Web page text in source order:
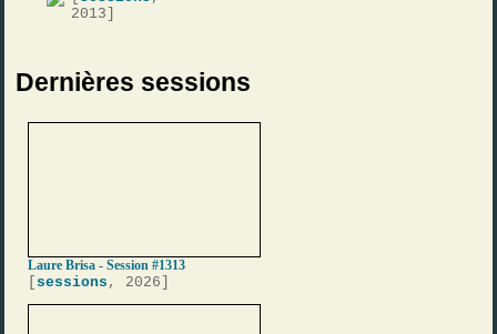
2013]
Dernières sessions
Laure Brisa - Session #1313
sessions , 2026]